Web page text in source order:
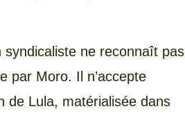
syndicaliste ne reconnaît pas
par Moro. Il n’accepte
de Lula, matérialisée dans